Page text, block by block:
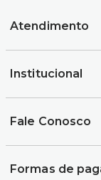
Atendimento
Institucional
Fale Conosco
Formas de